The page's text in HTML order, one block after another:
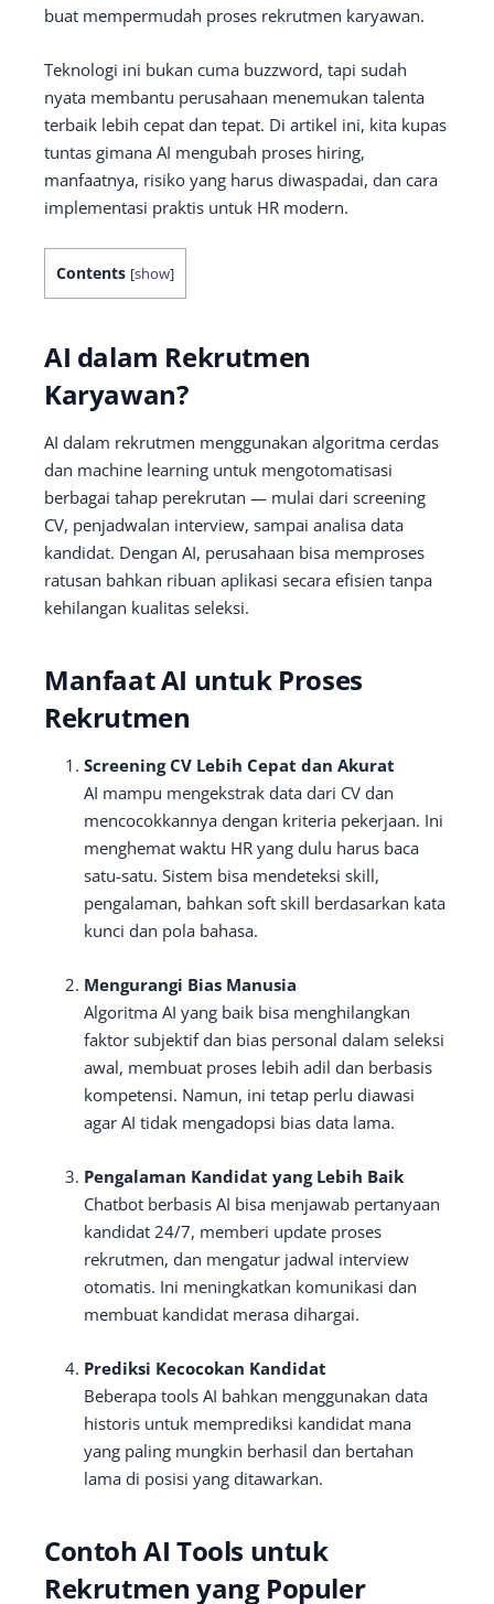
buat mempermudah proses rekrutmen karyawan.
Teknologi ini bukan cuma buzzword, tapi sudah
nyata membantu perusahaan menemukan talenta
terbaik lebih cepat dan tepat. Di artikel ini, kita kupas
tuntas gimana AI mengubah proses hiring,
manfaatnya, risiko yang harus diwaspadai, dan cara
implementasi praktis untuk HR modern.
Contents [show]
AI dalam Rekrutmen
Karyawan?
AI dalam rekrutmen menggunakan algoritma cerdas
dan machine learning untuk mengotomatisasi
berbagai tahap perekrutan — mulai dari screening
CV, penjadwalan interview, sampai analisa data
kandidat. Dengan AI, perusahaan bisa memproses
ratusan bahkan ribuan aplikasi secara efisien tanpa
kehilangan kualitas seleksi.
Manfaat AI untuk Proses
Rekrutmen
Screening CV Lebih Cepat dan Akurat
AI mampu mengekstrak data dari CV dan
mencocokkannya dengan kriteria pekerjaan. Ini
menghemat waktu HR yang dulu harus baca
satu-satu. Sistem bisa mendeteksi skill,
pengalaman, bahkan soft skill berdasarkan kata
kunci dan pola bahasa.
Mengurangi Bias Manusia
Algoritma AI yang baik bisa menghilangkan
faktor subjektif dan bias personal dalam seleksi
awal, membuat proses lebih adil dan berbasis
kompetensi. Namun, ini tetap perlu diawasi
agar AI tidak mengadopsi bias data lama.
Pengalaman Kandidat yang Lebih Baik
Chatbot berbasis AI bisa menjawab pertanyaan
kandidat 24/7, memberi update proses
rekrutmen, dan mengatur jadwal interview
otomatis. Ini meningkatkan komunikasi dan
membuat kandidat merasa dihargai.
Prediksi Kecocokan Kandidat
Beberapa tools AI bahkan menggunakan data
historis untuk memprediksi kandidat mana
yang paling mungkin berhasil dan bertahan
lama di posisi yang ditawarkan.
Contoh AI Tools untuk
Rekrutmen yang Populer